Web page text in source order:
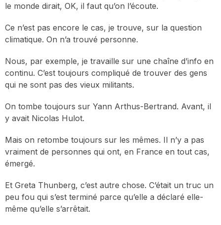
le monde dirait, OK, il faut qu’on l’écoute.
Ce n’est pas encore le cas, je trouve, sur la question
climatique. On n’a trouvé personne.
Nous, par exemple, je travaille sur une chaîne d’info en
continu. C’est toujours compliqué de trouver des gens
qui ne sont pas des vieux militants.
On tombe toujours sur Yann Arthus-Bertrand. Avant, il
y avait Nicolas Hulot.
Mais on retombe toujours sur les mêmes. Il n’y a pas
vraiment de personnes qui ont, en France en tout cas,
émergé.
Et Greta Thunberg, c’est autre chose. C’était un truc un
peu fou qui s’est terminé parce qu’elle a déclaré elle-
même qu’elle s’arrêtait.